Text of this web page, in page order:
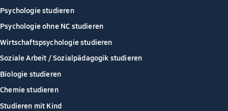
Psychologie studieren
Psychologie ohne NC studieren
Wirtschaftspsychologie studieren
Soziale Arbeit / Sozialpädagogik studieren
Biologie studieren
Chemie studieren
Studieren mit Kind